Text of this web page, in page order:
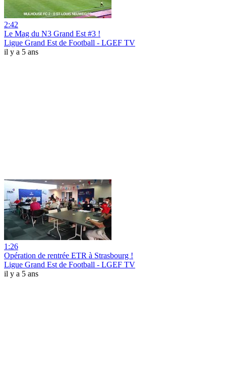
2:42
Le Mag du N3 Grand Est #3 !
Ligue Grand Est de Football - LGEF TV
il y a 5 ans
1:26
Opération de rentrée ETR à Strasbourg !
Ligue Grand Est de Football - LGEF TV
il y a 5 ans